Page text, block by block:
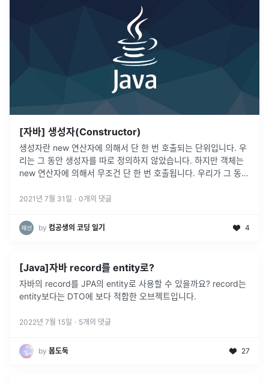
[자바] 생성자(Constructor)
생성자란 new 연산자에 의해서 단 한 번 호출되는 단위입니다. 우
리는 그 동안 생성자를 따로 정의하지 않았습니다. 하지만 객체는
new 연산자에 의해서 무조건 단 한 번 호출됩니다. 우리가 그 동안
체는...
2021년 7월 31일 · 0개의 댓글
by 컴공생의 코딩 일기 4
[Java]자바 record를 entity로?
자바의 record를 JPA의 entity로 사용할 수 있을까요? record는
entity보다는 DTO에 보다 적합한 오브젝트입니다.
2022년 7월 15일 · 5개의 댓글
by 봄도둑 27